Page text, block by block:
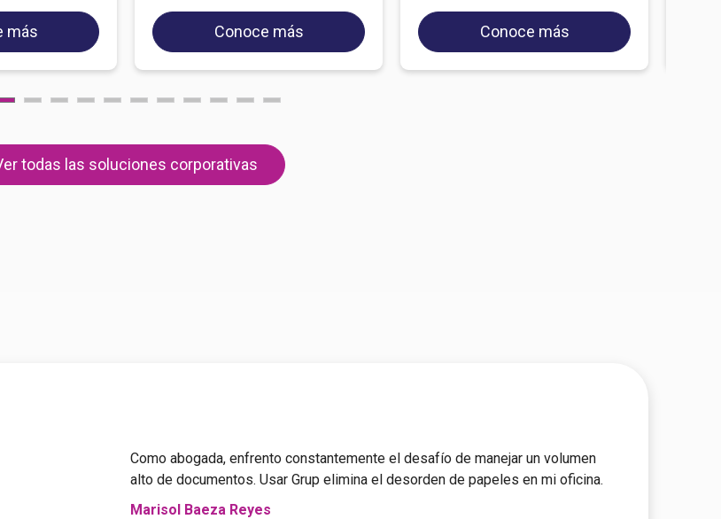
más Conoce más Conoce más
todas las soluciones corporativas
Como abogada, enfrento constantemente el desafío de manejar un volumen
alto de documentos. Usar Grup elimina el desorden de papeles en mi oficina. ​
Marisol Baeza Reyes